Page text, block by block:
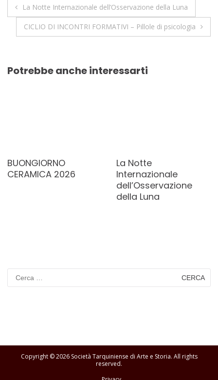
La Notte Internazionale dell’Osservazione della Luna
CICLIO DI INCONTRI FORMATIVI – Pillole di psicologia
Potrebbe anche interessarti
BUONGIORNO
CERAMICA 2026
La Notte
Internazionale
dell’Osservazione
della Luna
Ricerca
per:
Copyright © 2026 Società Tarquiniense di Arte e Storia. All rights
reserved.